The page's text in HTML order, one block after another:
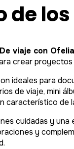
de
De viaje con Ofelia
crear
ideales para
de viaje, mini
característico de
cuidadas y
y